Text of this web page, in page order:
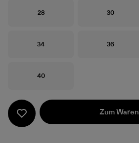
Größe
28 Größe
30
Größe
34 Größe
36
Größe
40
Zum